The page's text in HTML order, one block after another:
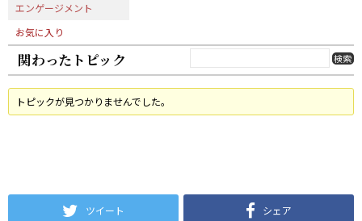
エンゲージメント
お気に入り
関わったトピック
トピックが見つかりませんでした。
ツイート シェア